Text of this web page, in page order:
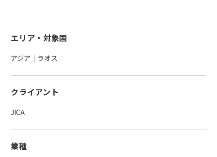
エリア・対象国
アジア｜ラオス
クライアント
JICA
業種